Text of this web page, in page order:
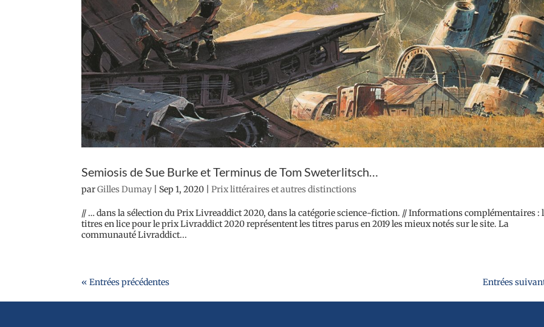
Semiosis de Sue Burke et Terminus de Tom Sweterlitsch…
parGilles Dumay Sep 1, 2020 |Prix littéraires et autres distinctions
// … dans la sélection du Prix Livreaddict 2020, dans la catégorie science-fiction. // Informations complémentaires :
titres en lice pour le prix Livraddict 2020 représentent les titres parus en 2019 les mieux notés sur le site. La
communauté Livraddict...
« Entrées précédentes Entrées